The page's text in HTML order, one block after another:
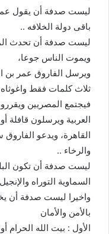
ليست صدفة أن يقول
باقى دولة الخلافه ..
ليست صدفة أن تحدث
ويموت الناس جوعا،
ويرسل الفاروق عمر
ثلاث كلمات فقط واغوثاه
فيجتمع المصريين
العربية ويرسلون قافلة
القاهرة، ويدعو الفاروق
والرخاء ..
ليست صدفة أن تكون
السماوية التوراه
واخيرا ليست صدفة أن
بالأمن والأمان
الأول : بيت الله